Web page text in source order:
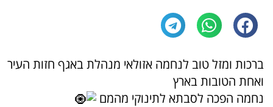
ברכות ומזל טוב לנחמה אזולאי מנהלת באגף חזות העיר
ואחת הטובות בארץ
נחמה הפכה לסבתא לתינוקי מהמם